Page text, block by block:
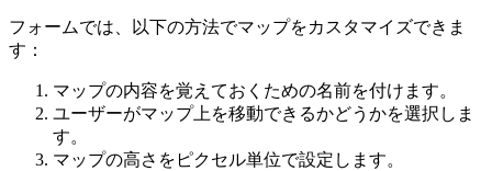
フォームでは、以下の方法でマップをカスタマイズできま
す：
マップの内容を覚えておくための名前を付けます。
ユーザーがマップ上を移動できるかどうかを選択しま
す。
マップの高さをピクセル単位で設定します。